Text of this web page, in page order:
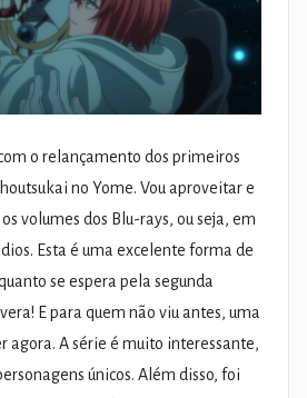
o relançamento dos primeiros
no Yome. Vou aproveitar e
volumes dos Blu-rays, ou seja, em
Esta é uma excelente forma de
se espera pela segunda
E para quem não viu antes, uma
agora. A série é muito interessante,
únicos. Além disso, foi